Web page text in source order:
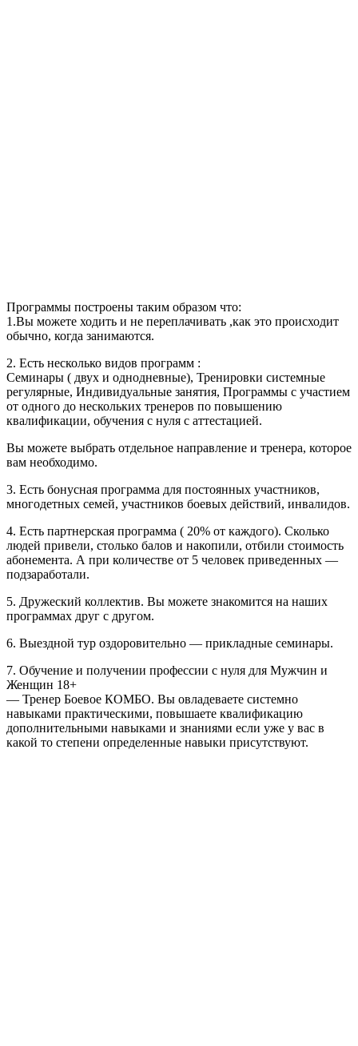
Программы построены таким образом что:
1.Вы можете ходить и не переплачивать ,как это происходит
обычно, когда занимаются.
2. Есть несколько видов программ :
Семинары ( двух и однодневные), Тренировки системные
регулярные, Индивидуальные занятия, Программы с участием
от одного до нескольких тренеров по повышению
квалификации, обучения с нуля с аттестацией.
Вы можете выбрать отдельное направление и тренера, которое
вам необходимо.
3. Есть бонусная программа для постоянных участников,
многодетных семей, участников боевых действий, инвалидов.
4. Есть партнерская программа ( 20% от каждого). Сколько
людей привели, столько балов и накопили, отбили стоимость
абонемента. А при количестве от 5 человек приведенных —
подзаработали.
5. Дружеский коллектив. Вы можете знакомится на наших
программах друг с другом.
6. Выездной тур оздоровительно — прикладные семинары.
7. Обучение и получении профессии с нуля для Мужчин и
Женщин 18+
— Тренер Боевое КОМБО. Вы овладеваете системно
навыками практическими, повышаете квалификацию
дополнительными навыками и знаниями если уже у вас в
какой то степени определенные навыки присутствуют.